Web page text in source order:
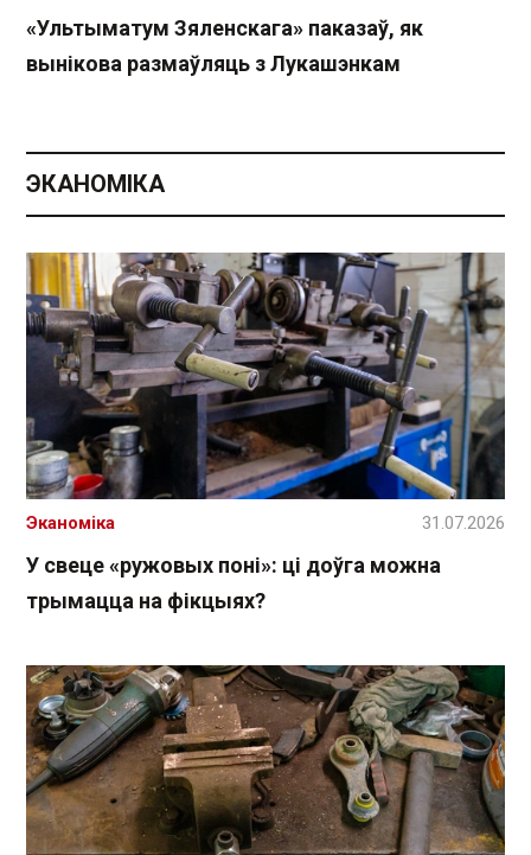
«Ультыматум Зяленскага» паказаў, як
вынікова размаўляць з Лукашэнкам
ЭКАНОМІКА
У свеце «ружовых поні»: ці доўга можна
трымацца на фікцыях?
Эканоміка 31.07.2026